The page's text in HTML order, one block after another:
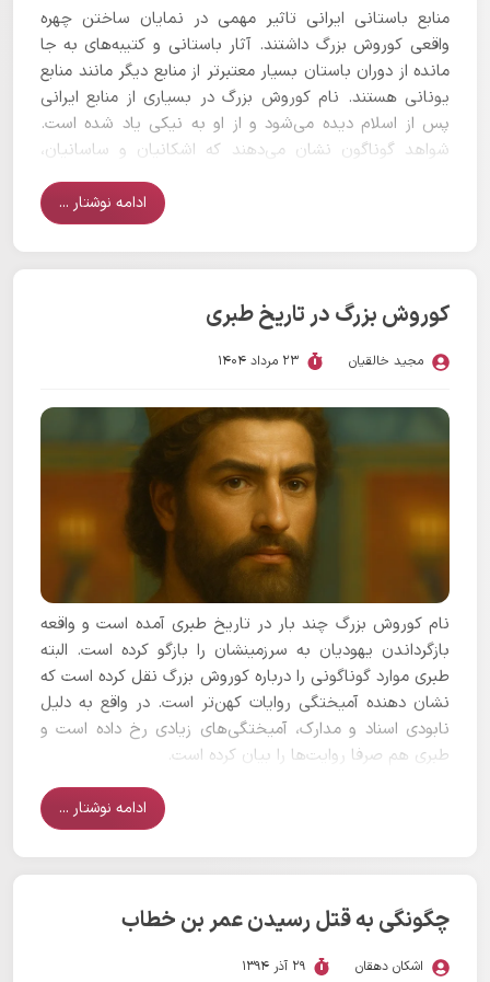
منابع باستانی ایرانی تاثیر مهمی در نمایان ساختن چهره
واقعی کوروش بزرگ داشتند. آثار باستانی و کتیبه‌های به جا
مانده از دوران باستان بسیار معتبرتر از منابع دیگر مانند منابع
یونانی هستند. نام کوروش بزرگ در بسیاری از منابع ایرانی
پس از اسلام دیده می‌شود و از او به نیکی یاد شده است.
شواهد گوناگون نشان می‌دهند که اشکانیان و ساسانیان،
هخامنشیان را بخشی از پادشاهان کیانی می‌دانستند.
ادامه نوشتار ...
کوروش بزرگ در تاریخ طبری
مجید خالقیان 23 مرداد 1404
نام کوروش بزرگ چند بار در تاریخ طبری آمده است و واقعه
بازگرداندن یهودیان به سرزمینشان را بازگو کرده است. البته
طبری موارد گوناگونی را درباره کوروش بزرگ نقل کرده است که
نشان دهنده آمیختگی روایات کهن‌تر است. در واقع به دلیل
نابودی اسناد و مدارک، آمیختگی‌های زیادی رخ داده است و
طبری هم صرفا روایت‌ها را بیان کرده است.
ادامه نوشتار ...
چگونگی به قتل رسیدن عمر بن خطاب
اشکان دهقان 29 آذر 1394